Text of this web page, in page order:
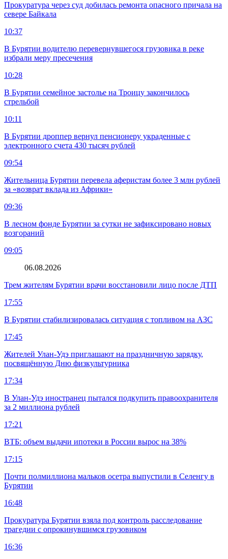
Прокуратура через суд добилась ремонта опасного причала на
севере Байкала
10:37
В Бурятии водителю перевернувшегося грузовика в реке
избрали меру пресечения
10:28
В Бурятии семейное застолье на Троицу закончилось
стрельбой
10:11
В Бурятии дроппер вернул пенсионеру украденные с
электронного счета 430 тысяч рублей
09:54
Жительница Бурятии перевела аферистам более 3 млн рублей
за «возврат вклада из Африки»
09:36
В лесном фонде Бурятии за сутки не зафиксировано новых
возгораний
09:05
06.08.2026
Трем жителям Бурятии врачи восстановили лицо после ДТП
17:55
В Бурятии стабилизировалась ситуация с топливом на АЗС
17:45
Жителей Улан-Удэ приглашают на праздничную зарядку,
посвящённую Дню физкультурника
17:34
В Улан-Удэ иностранец пытался подкупить правоохранителя
за 2 миллиона рублей
17:21
ВТБ: объем выдачи ипотеки в России вырос на 38%
17:15
Почти полмиллиона мальков осетра выпустили в Селенгу в
Бурятии
16:48
Прокуратура Бурятии взяла под контроль расследование
трагедии с опрокинувшимся грузовиком
16:36